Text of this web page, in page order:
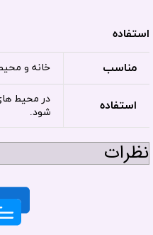
استفاده
مناسب خانه و
استفاده
در محیط
شود.
نظرات